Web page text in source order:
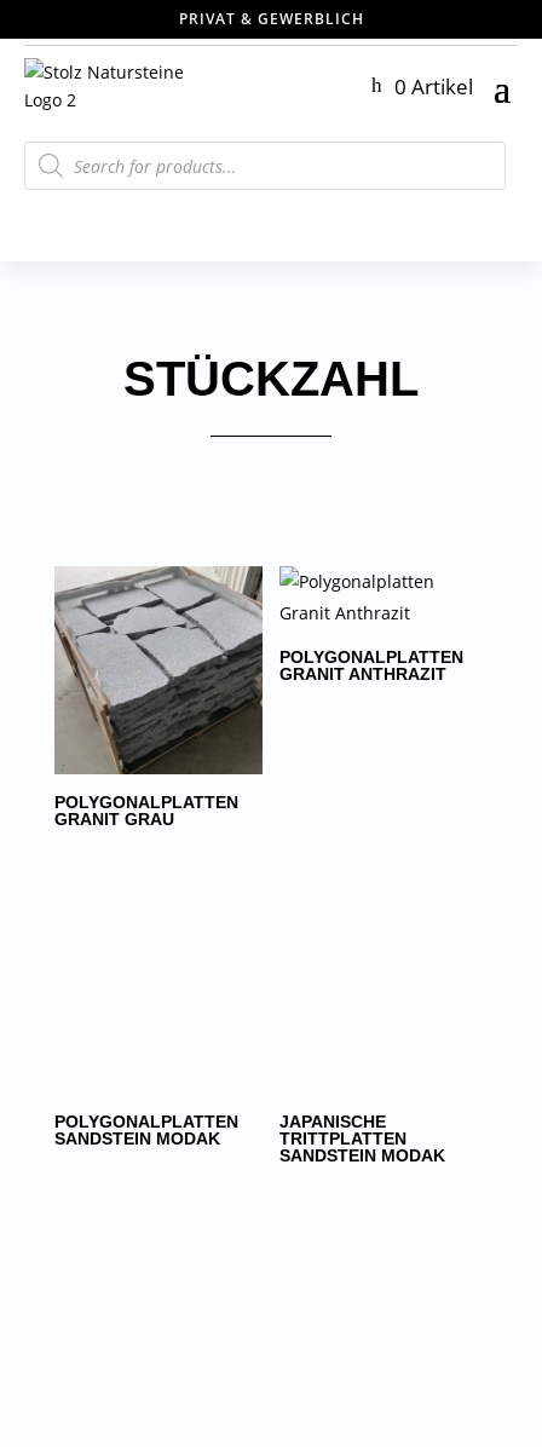
PRIVAT & GEWERBLICH
0 Artikel
Products
search
STÜCKZAHL
POLYGONALPLATTEN
GRANIT GRAU
POLYGONALPLATTEN
GRANIT ANTHRAZIT
POLYGONALPLATTEN
SANDSTEIN MODAK
JAPANISCHE
TRITTPLATTEN
SANDSTEIN MODAK